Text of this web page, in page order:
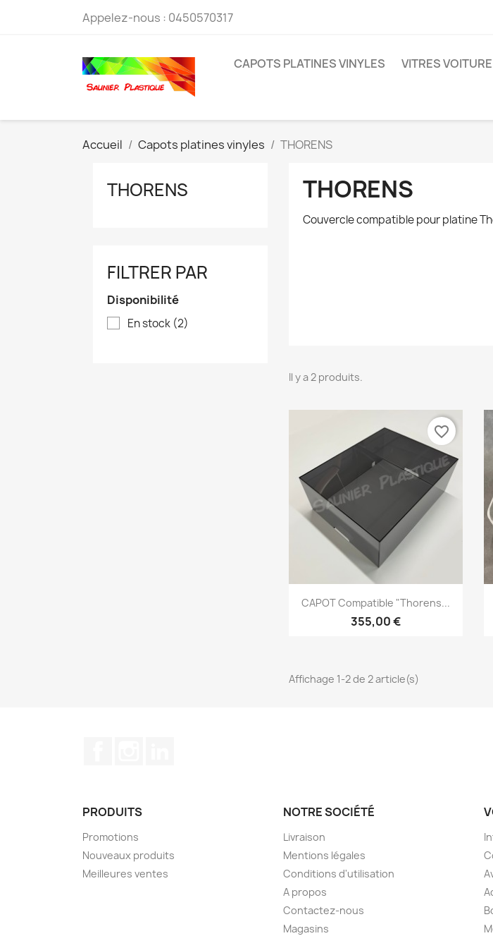
Appelez-nous : 0450570317
CAPOTS PLATINES VINYLES VITRES VOITURE
Accueil Capots platines vinyles THORENS
THORENS
FILTRER PAR
Disponibilité
En stock (2)
THORENS
Couvercle compatible pour platine
Il y a 2 produits.
Aperçu rapide
CAPOT Compatible "Thorens...
355,00 €
favorite_border
Affichage 1-2 de 2 article(s)
PRODUITS
Promotions
Nouveaux produits
Meilleures ventes
NOTRE SOCIÉTÉ
Livraison
Mentions légales
Conditions d'utilisation
A propos
Contactez-nous
Magasins